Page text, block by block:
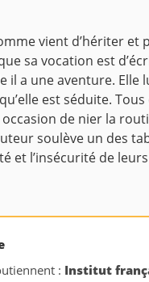
vient d’hériter et
sa vocation est
il a une aventure. Elle
est séduite.
de nier la
soulève un des
et l’insécurité de
: Institut